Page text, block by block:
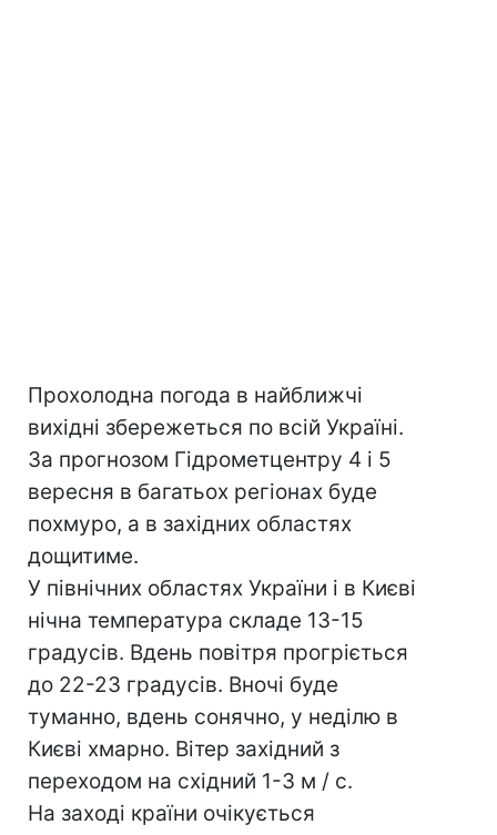
Прохолодна погода в найближчі
вихідні збережеться по всій Україні.
За прогнозом Гідрометцентру 4 і 5
вересня в багатьох регіонах буде
похмуро, а в західних областях
дощитиме.
У північних областях України і в Києві
нічна температура складе 13-15
градусів. Вдень повітря прогріється
до 22-23 градусів. Вночі буде
туманно, вдень сонячно, у неділю в
Києві хмарно. Вітер західний з
переходом на східний 1-3 м / с.
На заході країни очікується